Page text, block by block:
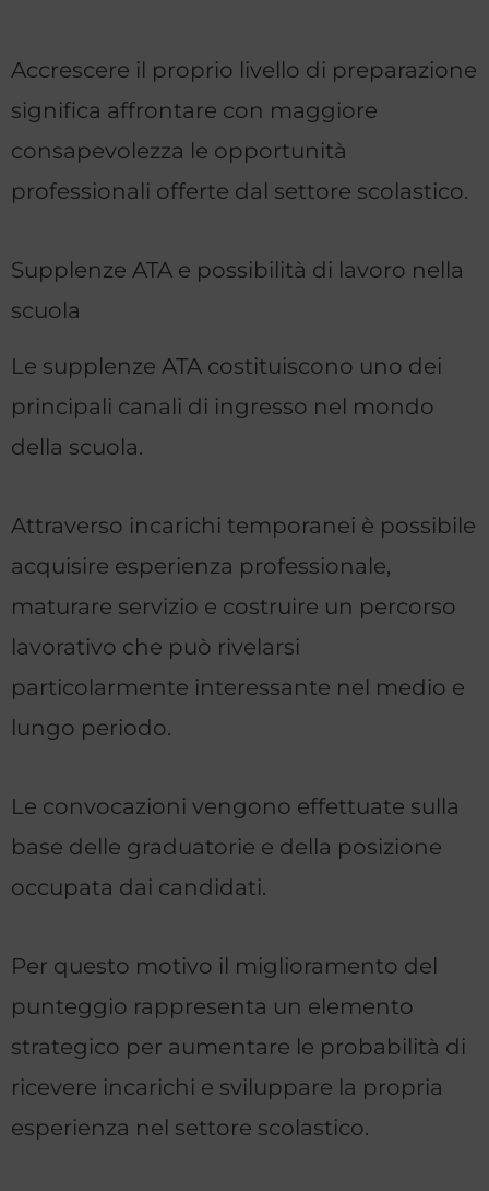
Accrescere il proprio livello di preparazione
significa affrontare con maggiore
consapevolezza le opportunità
professionali offerte dal settore scolastico.
Supplenze ATA e possibilità di lavoro nella
scuola
Le supplenze ATA costituiscono uno dei
principali canali di ingresso nel mondo
della scuola.
Attraverso incarichi temporanei è possibile
acquisire esperienza professionale,
maturare servizio e costruire un percorso
lavorativo che può rivelarsi
particolarmente interessante nel medio e
lungo periodo.
Le convocazioni vengono effettuate sulla
base delle graduatorie e della posizione
occupata dai candidati.
Per questo motivo il miglioramento del
punteggio rappresenta un elemento
strategico per aumentare le probabilità di
ricevere incarichi e sviluppare la propria
esperienza nel settore scolastico.